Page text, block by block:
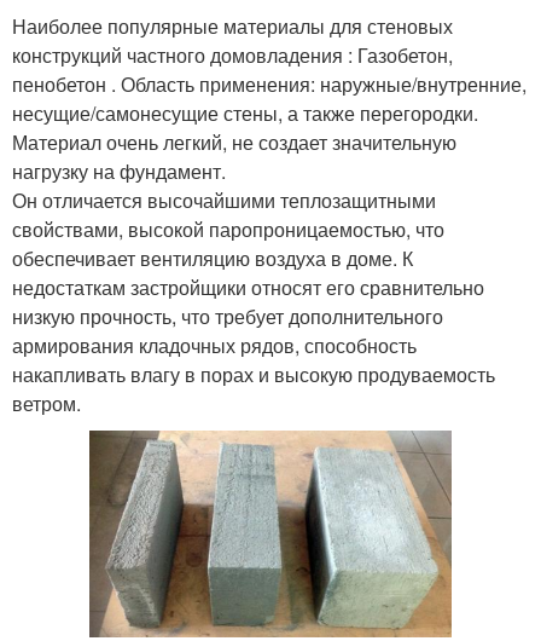
Наиболее популярные материалы для стеновых
конструкций частного домовладения : Газобетон,
пенобетон . Область применения: наружные/внутренние,
несущие/самонесущие стены, а также перегородки.
Материал очень легкий, не создает значительную
нагрузку на фундамент.
Он отличается высочайшими теплозащитными
свойствами, высокой паропроницаемостью, что
обеспечивает вентиляцию воздуха в доме. К
недостаткам застройщики относят его сравнительно
низкую прочность, что требует дополнительного
армирования кладочных рядов, способность
накапливать влагу в порах и высокую продуваемость
ветром.